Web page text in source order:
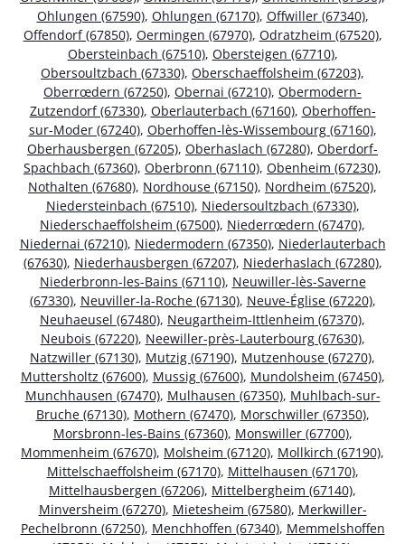
Ohlungen (67590), Ohlungen (67170), Offwiller (67340),
Offendorf (67850), Oermingen (67970), Odratzheim (67520),
Obersteinbach (67510), Obersteigen (67710),
Obersoultzbach (67330), Oberschaeffolsheim (67203),
Oberrœdern (67250), Obernai (67210), Obermodern-
Zutzendorf (67330), Oberlauterbach (67160), Oberhoffen-
sur-Moder (67240), Oberhoffen-lès-Wissembourg (67160),
Oberhausbergen (67205), Oberhaslach (67280), Oberdorf-
Spachbach (67360), Oberbronn (67110), Obenheim (67230),
Nothalten (67680), Nordhouse (67150), Nordheim (67520),
Niedersteinbach (67510), Niedersoultzbach (67330),
Niederschaeffolsheim (67500), Niederrœdern (67470),
Niedernai (67210), Niedermodern (67350), Niederlauterbach
(67630), Niederhausbergen (67207), Niederhaslach (67280),
Niederbronn-les-Bains (67110), Neuwiller-lès-Saverne
(67330), Neuviller-la-Roche (67130), Neuve-Église (67220),
Neuhaeusel (67480), Neugartheim-Ittlenheim (67370),
Neubois (67220), Neewiller-près-Lauterbourg (67630),
Natzwiller (67130), Mutzig (67190), Mutzenhouse (67270),
Muttersholtz (67600), Mussig (67600), Mundolsheim (67450),
Munchhausen (67470), Mulhausen (67350), Muhlbach-sur-
Bruche (67130), Mothern (67470), Morschwiller (67350),
Morsbronn-les-Bains (67360), Monswiller (67700),
Mommenheim (67670), Molsheim (67120), Mollkirch (67190),
Mittelschaeffolsheim (67170), Mittelhausen (67170),
Mittelhausbergen (67206), Mittelbergheim (67140),
Minversheim (67270), Mietesheim (67580), Merkwiller-
Pechelbronn (67250), Menchhoffen (67340), Memmelshoffen